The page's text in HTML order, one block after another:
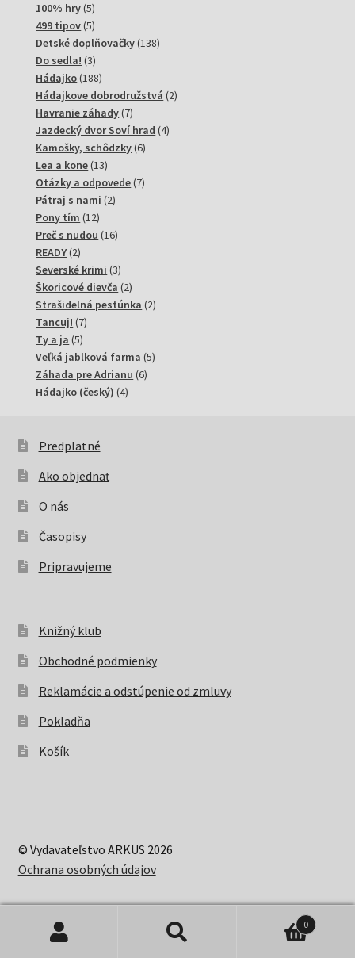
produktov
100% hry 55
produktov
499 tipov 55
produktov
Detské doplňovačky 138138
Do sedla! 33
produkty
Hádajko 188188
produktov
Hádajkove dobrodružstvá 22
Havranie záhady 77
produktov
Jazdecký dvor Soví hrad 44
Kamošky, schôdzky 66
Lea a kone 1313
produktov
Otázky a odpovede 77
Pátraj s nami 22
Pony tím 1212
produktov
Preč s nudou 1616
READY 22
produkty
Severské krimi 33
produkty
Škoricové dievča 22
produkty
Strašidelná pestúnka 22
Tancuj! 77
Ty a ja 55
produktov
Veľká jablková farma 55
Záhada pre Adrianu 66
Hádajko (český) 44
Predplatné
Ako objednať
O nás
Časopisy
Pripravujeme
Knižný klub
Obchodné podmienky
Reklamácie a odstúpenie od zmluvy
Pokladňa
Košík
© Vydavateľstvo ARKUS 2026
Ochrana osobných údajov
0